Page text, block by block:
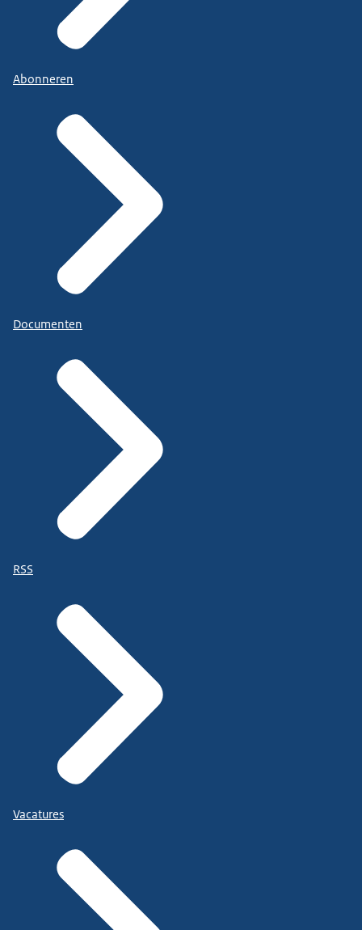
Abonneren
Documenten
RSS
Vacatures